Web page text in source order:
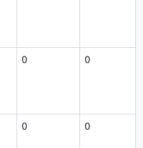
0 0
0 0